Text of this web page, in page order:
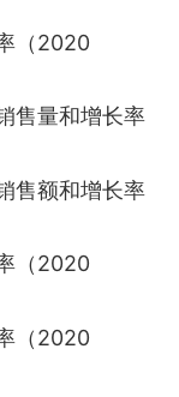
（2020
售量和增长率
售额和增长率
（2020
（2020